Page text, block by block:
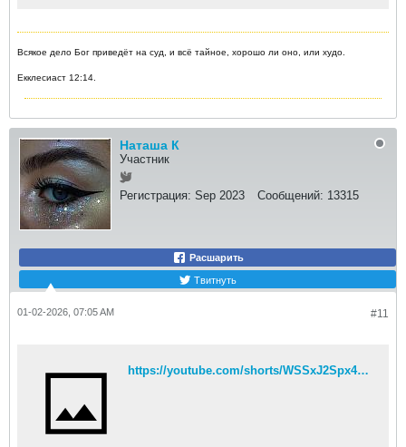
Всякое дело Бог приведёт на суд, и всё тайное, хорошо ли оно, или худо.
Екклесиаст 12:14.
Наташа К
Участник
Регистрация: Sep 2023 Сообщений: 13315
Расшарить
Твитнуть
#11
01-02-2026, 07:05 AM
https://youtube.com/shorts/WSSxJ2Spx4I?si=ZcwW8TXbF7nuV4I3